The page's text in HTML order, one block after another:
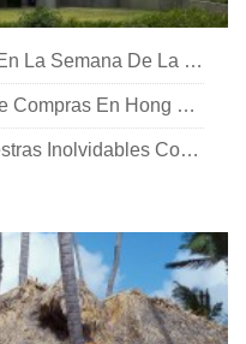
Hallazgos De Alta Costura En La Semana De La Moda El Paseo 2017
La Guía Definitiva Para Ir De Compras En Hong Kong
Amor Al Primer Bocado:nuestras Inolvidables Comidas De La Carretera